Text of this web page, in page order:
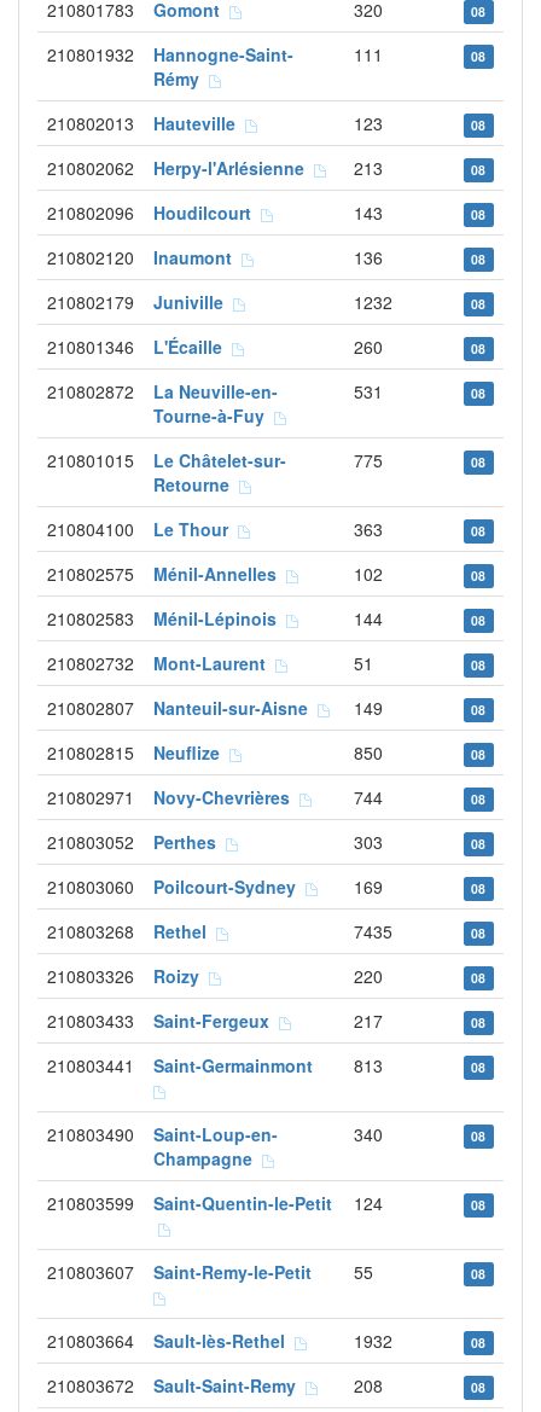
210801783 Gomont 320 08
210801932
Hannogne-Saint-
Rémy
111 08
210802013 Hauteville 123 08
210802062 Herpy-l'Arlésienne 213 08
210802096 Houdilcourt 143 08
210802120 Inaumont 136 08
210802179 Juniville 1232 08
210801346 L'Écaille 260 08
210802872
La Neuville-en-
Tourne-à-Fuy
531 08
210801015
Le Châtelet-sur-
Retourne
775 08
210804100 Le Thour 363 08
210802575 Ménil-Annelles 102 08
210802583 Ménil-Lépinois 144 08
210802732 Mont-Laurent 51 08
210802807 Nanteuil-sur-Aisne 149 08
210802815 Neuflize 850 08
210802971 Novy-Chevrières 744 08
210803052 Perthes 303 08
210803060 Poilcourt-Sydney 169 08
210803268 Rethel 7435 08
210803326 Roizy 220 08
210803433 Saint-Fergeux 217 08
210803441 Saint-Germainmont 813 08
210803490
Saint-Loup-en-
Champagne
340 08
210803599 Saint-Quentin-le-Petit 124 08
210803607 Saint-Remy-le-Petit 55 08
210803664 Sault-lès-Rethel 1932 08
210803672 Sault-Saint-Remy 208 08